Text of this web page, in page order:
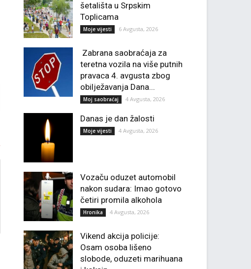
šetališta u Srpskim
Toplicama
Moje vijesti 6 Avgusta, 2026
Zabrana saobraćaja za
teretna vozila na više putnih
pravaca 4. avgusta zbog
obilježavanja Dana...
Moj saobraćaj 4 Avgusta, 2026
Danas je dan žalosti
Moje vijesti 4 Avgusta, 2026
Vozaču oduzet automobil
nakon sudara: Imao gotovo
četiri promila alkohola
Hronika 4 Avgusta, 2026
Vikend akcija policije:
Osam osoba lišeno
slobode, oduzeti marihuana